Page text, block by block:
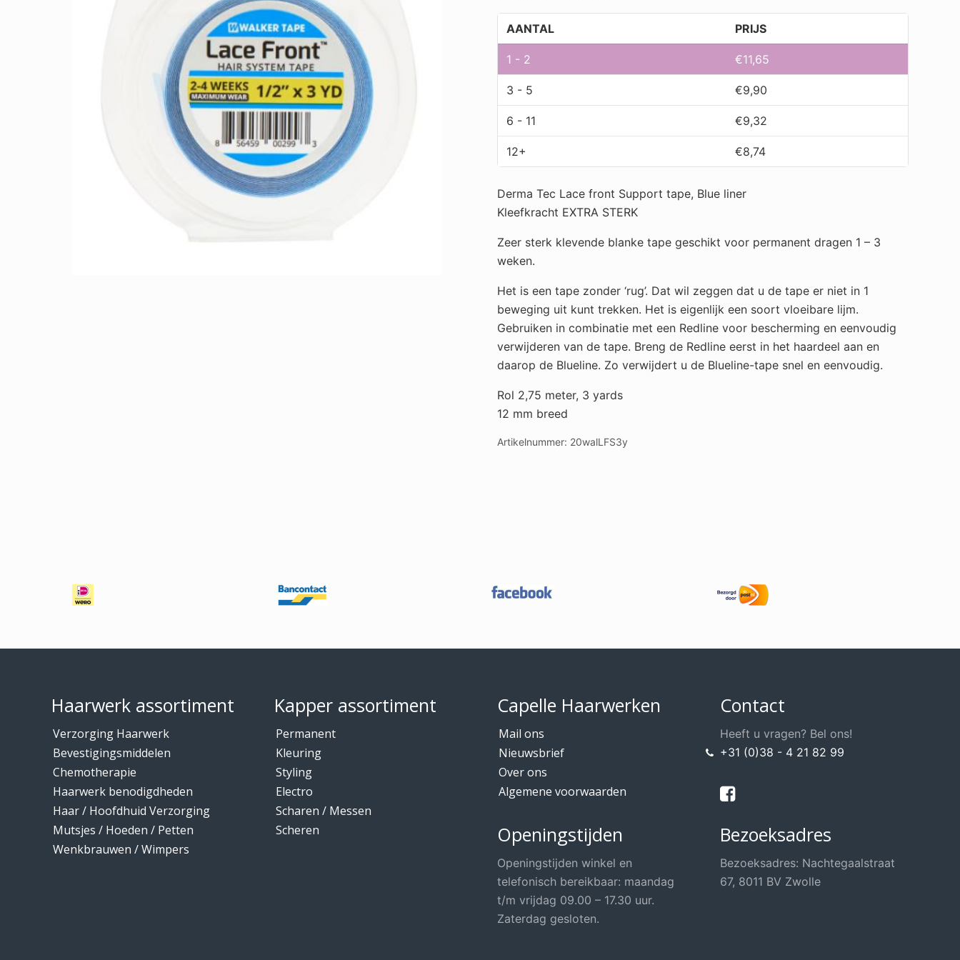
Yards
(12mm
2,75
aantal
AANTAL PRIJS
1 - 2 €11,65
3 - 5 €9,90
6 - 11 €9,32
12+ €8,74
Derma Tec Lace front Support tape, Blue liner
Kleefkracht EXTRA STERK
Zeer sterk klevende blanke tape geschikt voor permanent dragen 1 – 3
weken.
Het is een tape zonder ‘rug’. Dat wil zeggen dat u de tape er niet in 1
beweging uit kunt trekken. Het is eigenlijk een soort vloeibare lijm.
Gebruiken in combinatie met een Redline voor bescherming en eenvoudig
verwijderen van de tape. Breng de Redline eerst in het haardeel aan en
daarop de Blueline. Zo verwijdert u de Blueline-tape snel en eenvoudig.
Rol 2,75 meter, 3 yards
12 mm breed
Artikelnummer: 20walLFS3y
Haarwerk assortiment
Verzorging Haarwerk
Bevestigingsmiddelen
Chemotherapie
Haarwerk benodigdheden
Haar / Hoofdhuid Verzorging
Mutsjes / Hoeden / Petten
Wenkbrauwen / Wimpers
Kapper assortiment
Permanent
Kleuring
Styling
Electro
Scharen / Messen
Scheren
Capelle Haarwerken
Mail ons
Nieuwsbrief
Over ons
Algemene voorwaarden
Openingstijden
Openingstijden winkel en
telefonisch bereikbaar: maandag
t/m vrijdag 09.00 – 17.30 uur.
Zaterdag gesloten.
Contact
Heeft u vragen? Bel ons!
+31 (0)38 - 4 21 82 99
Bezoeksadres
Bezoeksadres: Nachtegaalstraat
67, 8011 BV Zwolle